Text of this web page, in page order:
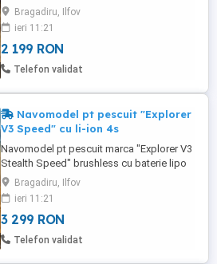
foarte rezistenta la impact lovituri ,
produsa din material de 3 mm Motor 755
economic , puternic si silentios , durabil
Baterie pb acid de 7A , autonomie f mare ,
20 drumuri la 100-150m , incarcator priza
Bragadiru, Ilfov
ieri 11:21
2 199 RON
Telefon validat
Navomodel pt pescuit "Explorer
V3 Speed" cu li-ion 4s
Navomodel pt pescuit marca "Explorer V3
Stealth Speed" brushless cu baterie lipo
4s Caracteristici : - motor brushless
puternic 800kv si 1000W - baterie li-ion 4s ,
14000 mah - radiocomanda fs-i6 , 6 canale
cu afisaj , receptorul cel mai bun de pe
piata IA6B cu telemetrie - incarcator lipo si
Bragadiru, Ilfov
ieri 11:21
3 299 RON
Telefon validat